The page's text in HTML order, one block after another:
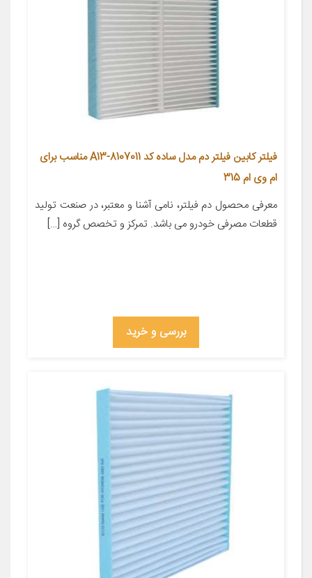
فیلتر کابین فیلتر دم مدل ساده کد A13-8107011 مناسب برای
ام وی ام 315
معرفی محصول دم فیلتر، نامی آشنا و معتبر، در صنعت تولید
قطعات مصرفی خودرو می باشد. تمرکز و تخصص گروه […]
بررسی و خرید